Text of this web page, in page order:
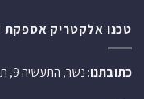
טכנו אלקטריק אספקת
כתובתנו: נשר, התעשיה 9, ת.ד 480